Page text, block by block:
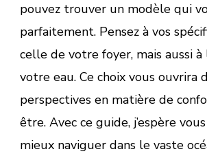
pouvez trouver un modèle qui
parfaitement. Pensez à vos
celle de votre foyer, mais aussi
votre eau. Ce choix vous ouvrira
perspectives en matière de
être. Avec ce guide, j’espère
mieux naviguer dans le vaste